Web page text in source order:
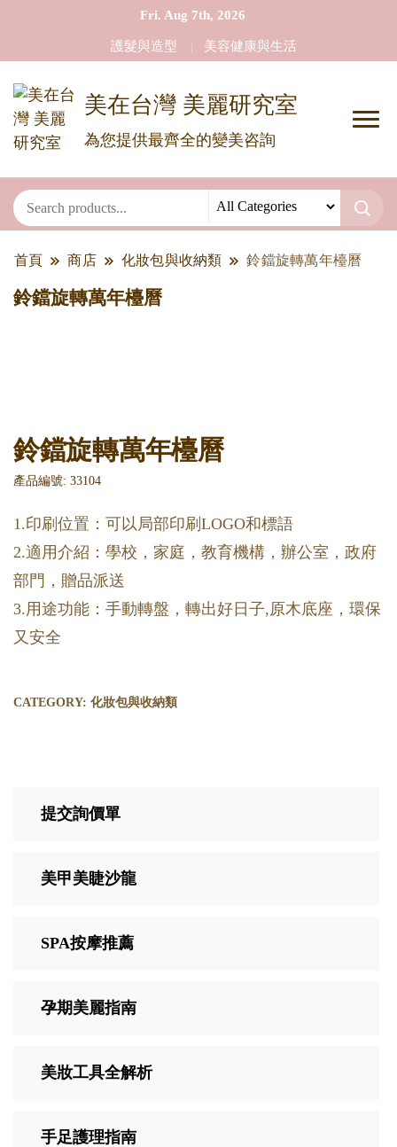
Fri. Aug 7th, 2026
護髮與造型 美容健康與生活
美在台灣 美麗研究室
為您提供最齊全的變美咨詢
首頁 商店 化妝包與收納類 鈴鐺旋轉萬年檯曆
鈴鐺旋轉萬年檯曆
鈴鐺旋轉萬年檯曆
產品編號: 33104
1.印刷位置：可以局部印刷LOGO和標語
2.適用介紹：學校，家庭，教育機構，辦公室，政府
部門，贈品派送
3.用途功能：手動轉盤，轉出好日子,原木底座，環保
又安全
CATEGORY: 化妝包與收納類
提交詢價單
美甲美睫沙龍
SPA按摩推薦
孕期美麗指南
美妝工具全解析
手足護理指南